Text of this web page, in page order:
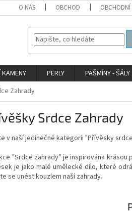
O NÁS OBCHOD
PERLY PAŠMÍNY - ŠÁLY
Zahrady
Srdce Zahrady
v naší jedinečné kategorii "Přívěsky
"Srdce zahrady" je inspirována
je jako malé umělecké dílo, které
se unést kouzlem naší zahrady.